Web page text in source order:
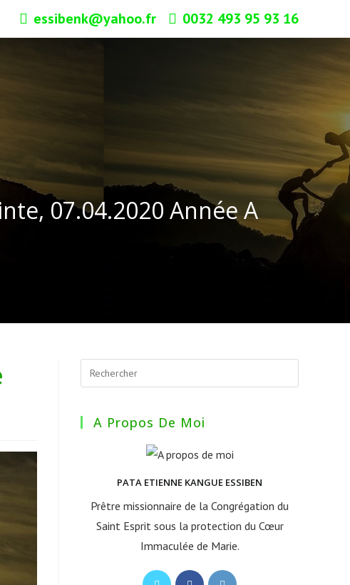
essibenk@yahoo.fr 0032 493 95 93 16
07.04.2020 Année A
A Propos De Moi
PATA ETIENNE KANGUE ESSIBEN
Prêtre missionnaire de la Congrégation du
Saint Esprit sous la protection du Cœur
Immaculée de Marie.
S’ouvreS’ouvreS’ouvre